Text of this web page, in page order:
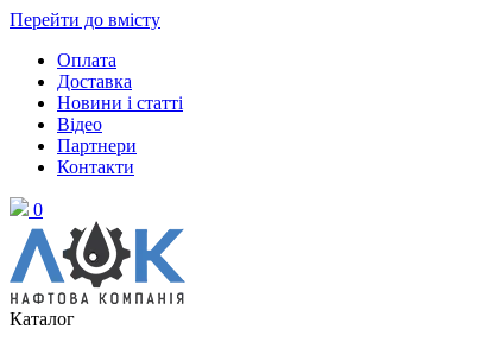
Перейти до вмісту
Оплата
Доставка
Новини і статті
Відео
Партнери
Контакти
0
Каталог